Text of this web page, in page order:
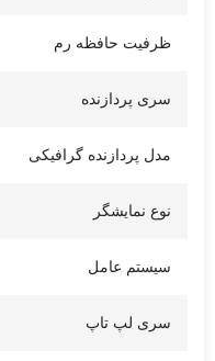
ظرفیت حافظه رم
سری پردازنده
مدل پردازنده گرافیکی
نوع نمایشگر
سیستم عامل
سری لپ تاپ